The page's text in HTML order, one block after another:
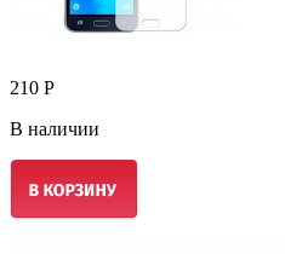
210 Р
В наличии